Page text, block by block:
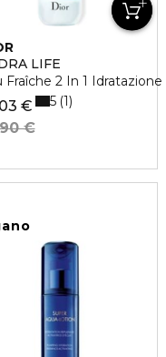
LIFE
Fraîche 2 In 1
€
€
5 1